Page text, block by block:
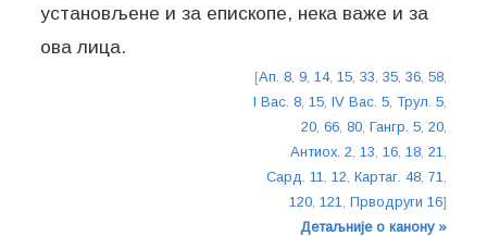
установљене и за епископе, нека важе и за
ова лица.
[Ап. 8, 9, 14, 15, 33 35, 36, 58,
I Вас. 8, 15, IV Вас. 5, Трул. 5,
20, 66, 80, Гангр. 5, 20,
Антиох. 2 13 16, 18, 21
Сард. 11
12 Картаг. 48, 71
120, 121 Прводруги 16]
Детаљније о канону »